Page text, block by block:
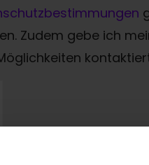
Zudem gebe ich